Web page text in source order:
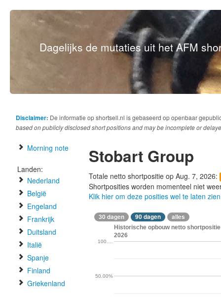
Dagelijks de mutaties uit het AFM
Disclaimer: De informatie op shortsell.nl is gebaseerd op openbaar
based on publicly disclosed short positions and may be incomplete or
Morning note
Landen:
Nederland
België
Engeland
Frankrijk
Duitsland
Italië
Spanje
Finland
Griekenland
Stobart Group
Totale netto shortpositie op Aug. 7, 2026:
Shortposities worden momenteel niet
Klik hier om deze posities wel te laten zien
30 dagen 90 dagen alles
Historische opbouw netto
2026
50.00%
100.…